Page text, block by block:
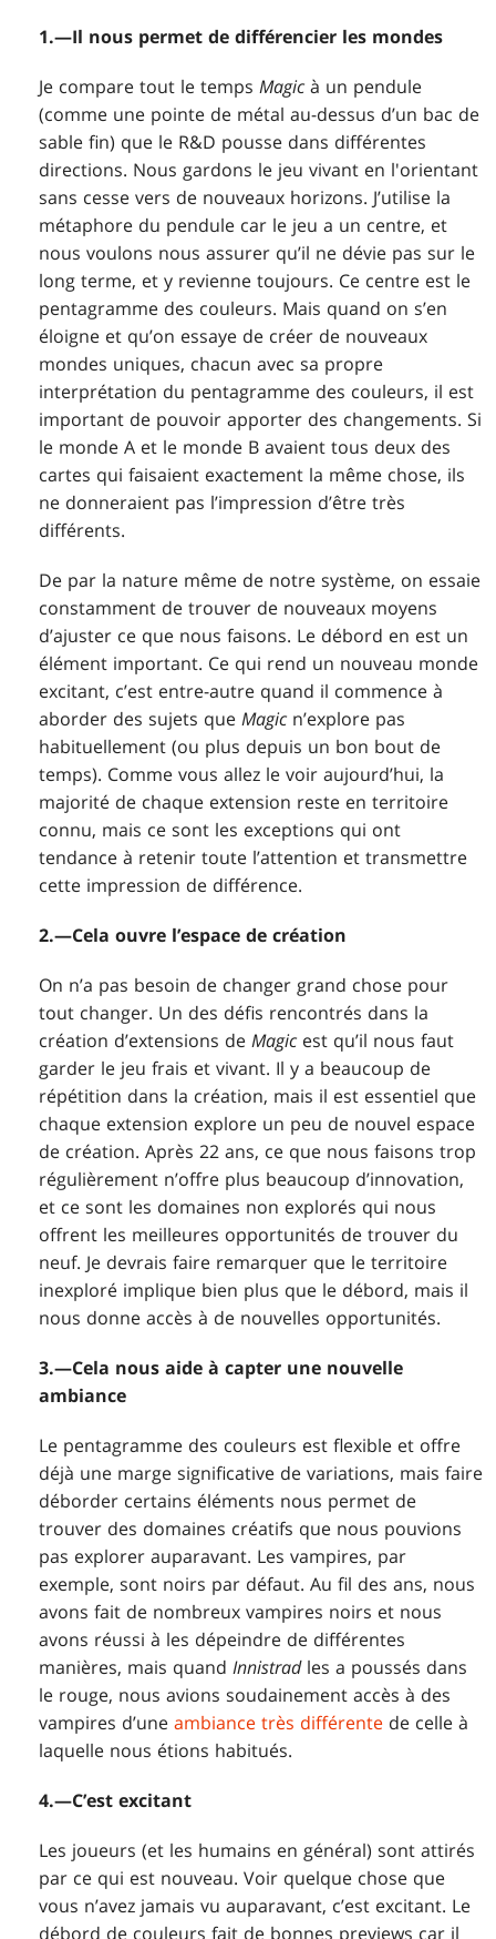
1.—Il nous permet de différencier les mondes
Je compare tout le tempsMagic à un pendule
(comme une pointe de métal au-dessus d’un bac de
sable fin) que le R&D pousse dans différentes
directions. Nous gardons le jeu vivant en l'orientant
sans cesse vers de nouveaux horizons. J’utilise la
métaphore du pendule car le jeu a un centre, et
nous voulons nous assurer qu’il ne dévie pas sur le
long terme, et y revienne toujours. Ce centre est le
pentagramme des couleurs. Mais quand on s’en
éloigne et qu’on essaye de créer de nouveaux
mondes uniques, chacun avec sa propre
interprétation du pentagramme des couleurs, il est
important de pouvoir apporter des changements. Si
le monde A et le monde B avaient tous deux des
cartes qui faisaient exactement la même chose, ils
ne donneraient pas l’impression d’être très
différents.
De par la nature même de notre système, on essaie
constamment de trouver de nouveaux moyens
d’ajuster ce que nous faisons. Le débord en est un
élément important. Ce qui rend un nouveau monde
excitant, c’est entre-autre quand il commence à
aborder des sujets queMagic n’explore pas
habituellement (ou plus depuis un bon bout de
temps). Comme vous allez le voir aujourd’hui, la
majorité de chaque extension reste en territoire
connu, mais ce sont les exceptions qui ont
tendance à retenir toute l’attention et transmettre
cette impression de différence.
2.—Cela ouvre l’espace de création
On n’a pas besoin de changer grand chose pour
tout changer. Un des défis rencontrés dans la
création d’extensions deMagic est qu’il nous faut
garder le jeu frais et vivant. Il y a beaucoup de
répétition dans la création, mais il est essentiel que
chaque extension explore un peu de nouvel espace
de création. Après 22 ans, ce que nous faisons trop
régulièrement n’offre plus beaucoup d’innovation,
et ce sont les domaines non explorés qui nous
offrent les meilleures opportunités de trouver du
neuf. Je devrais faire remarquer que le territoire
inexploré implique bien plus que le débord, mais il
nous donne accès à de nouvelles opportunités.
3.—Cela nous aide à capter une nouvelle
ambiance
Le pentagramme des couleurs est flexible et offre
déjà une marge significative de variations, mais faire
déborder certains éléments nous permet de
trouver des domaines créatifs que nous pouvions
pas explorer auparavant. Les vampires, par
exemple, sont noirs par défaut. Au fil des ans, nous
avons fait de nombreux vampires noirs et nous
avons réussi à les dépeindre de différentes
manières, mais quandInnistrad les a poussés dans
le rouge, nous avions soudainement accès à des
vampires d’uneambiance très différente de celle à
laquelle nous étions habitués.
4.—C’est excitant
Les joueurs (et les humains en général) sont attirés
par ce qui est nouveau. Voir quelque chose que
vous n’avez jamais vu auparavant, c’est excitant. Le
débord de couleurs fait de bonnes previews car il